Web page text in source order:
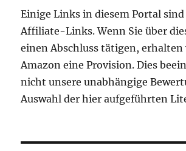
Einige Links in diesem Portal
Affiliate-Links. Wenn Sie über
einen Abschluss tätigen,
Amazon eine Provision. Dies
nicht unsere unabhängige
Auswahl der hier aufgeführten